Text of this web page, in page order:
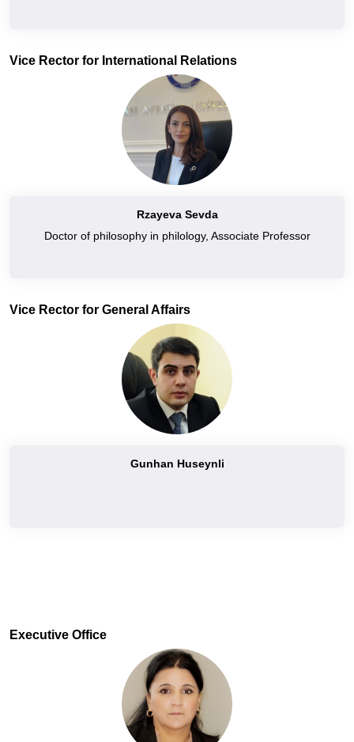
Vice Rector for International Relations
Rzayeva Sevda
Doctor of philosophy in philology, Associate Professor
Vice Rector for General Affairs
Gunhan Huseynli
Executive Office